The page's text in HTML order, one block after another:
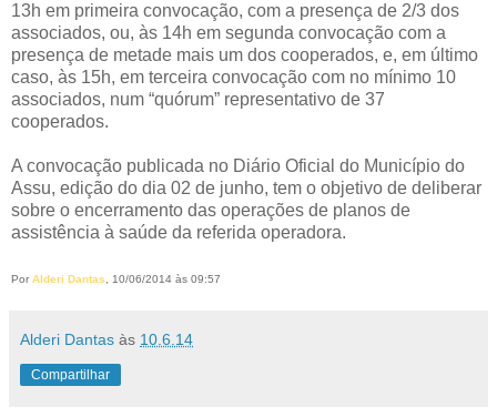
13h em primeira convocação, com a presença de 2/3 dos
associados, ou, às 14h em segunda convocação com a
presença de metade mais um dos cooperados, e, em último
caso, às 15h, em terceira convocação com no mínimo 10
associados, num “quórum” representativo de 37
cooperados.
A convocação publicada no Diário Oficial do Município do
Assu, edição do dia 02 de junho, tem o objetivo de deliberar
sobre o encerramento das operações de planos de
assistência à saúde da referida operadora.
Por Alderi Dantas, 10/06/2014 às 09:57
Alderi Dantas às 10.6.14
Compartilhar